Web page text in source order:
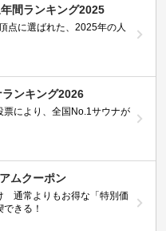
間ランキング2025
点に選ばれた、2025年の人
ンキング2026
票により、全国No.1サウナが
ムクーポン
通常よりもお得な「特別価
きる！